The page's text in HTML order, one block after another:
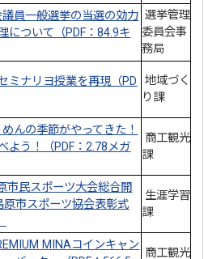
員一般選挙の当選の効力
について（PDF：84.9キ
選挙管理
委員会事
務局
ミナリヨ授業を再現（PD
地域づく
り課
んの季節がやってきた！
よう！（PDF：2.78メガ
商工観光
課
市民スポーツ大会総合開
市スポーツ協会表彰式
生涯学習
課
MINAコインキャン
商工観光